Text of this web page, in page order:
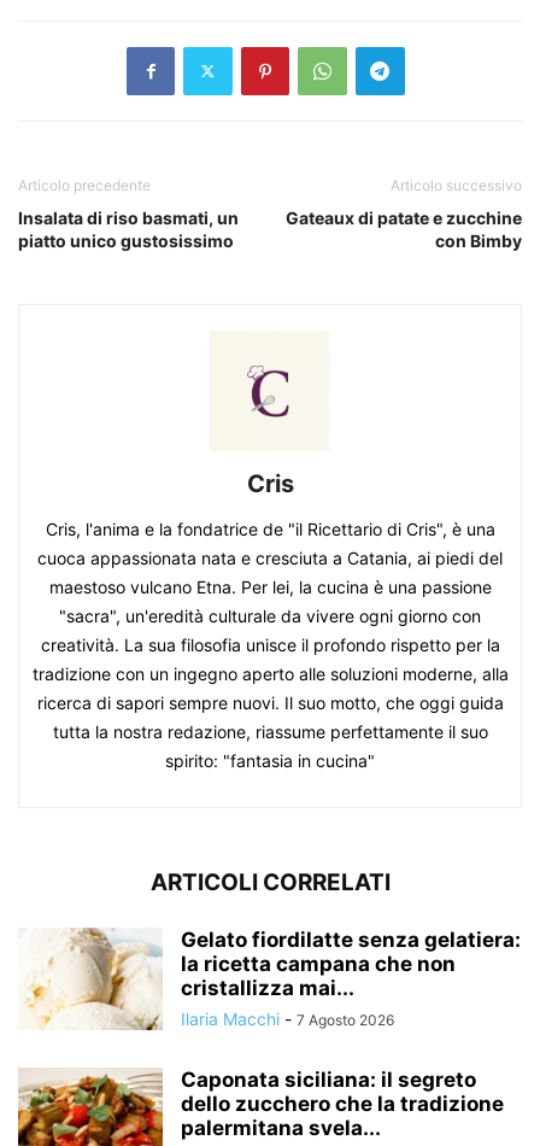
Articolo precedente
Insalata di riso basmati, un
piatto unico gustosissimo
Articolo successivo
Gateaux di patate e zucchine
con Bimby
Cris
Cris, l'anima e la fondatrice de "il Ricettario di Cris", è una
cuoca appassionata nata e cresciuta a Catania, ai piedi del
maestoso vulcano Etna. Per lei, la cucina è una passione
"sacra", un'eredità culturale da vivere ogni giorno con
creatività. La sua filosofia unisce il profondo rispetto per la
tradizione con un ingegno aperto alle soluzioni moderne, alla
ricerca di sapori sempre nuovi. Il suo motto, che oggi guida
tutta la nostra redazione, riassume perfettamente il suo
spirito: "fantasia in cucina"
ARTICOLI CORRELATI
Gelato fiordilatte senza gelatiera:
la ricetta campana che non
cristallizza mai...
Ilaria Macchi - 7 Agosto 2026
Caponata siciliana: il segreto
dello zucchero che la tradizione
palermitana svela...